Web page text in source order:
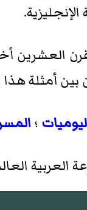
الإنجليزية.
العشرين
بين أمثلة
؛
العربية